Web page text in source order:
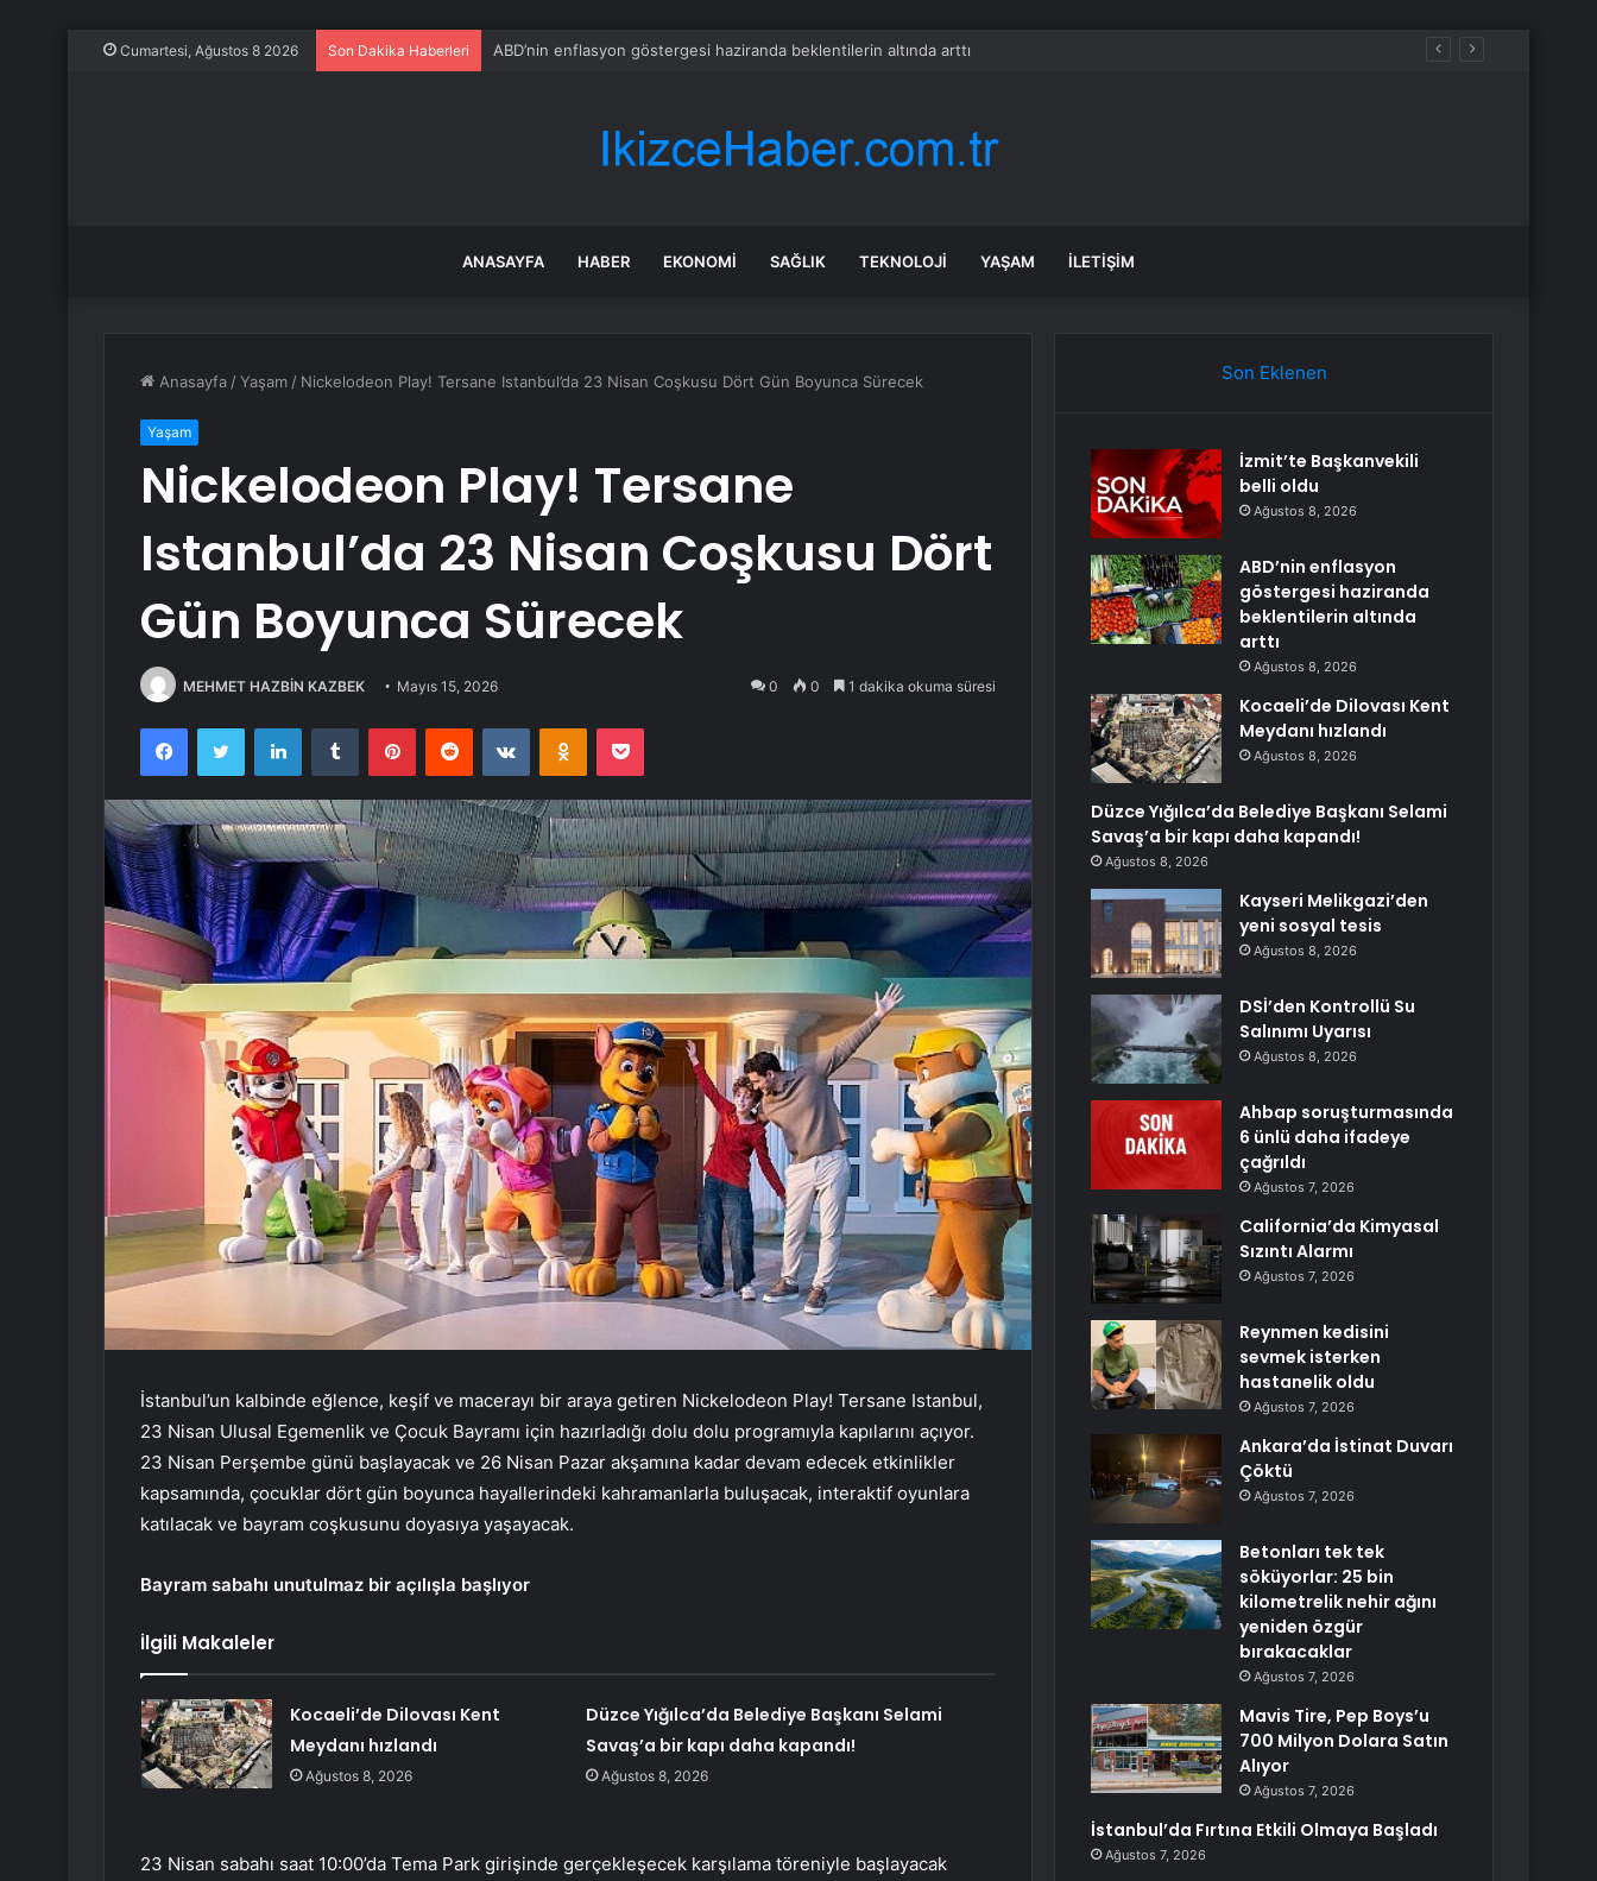
Cumartesi, Ağustos 8 2026 Son Dakika Haberleri ABD’nin enflasyon göstergesi haziranda beklentilerin altında arttı
ANASAYFA HABER EKONOMI SAĞLIK TEKNOLOJI YAŞAM İLETIŞIM
Anasayfa /Yaşam / Nickelodeon Play! Tersane Istanbul’da 23 Nisan Coşkusu Dört Gün Boyunca Sürecek
Yaşam
Nickelodeon Play! Tersane
Istanbul’da 23 Nisan Coşkusu Dört
Gün Boyunca Sürecek
MEHMET HAZBİN KAZBEK Mayıs 15, 2026 0 0 1 dakika okuma süresi
FacebookTwitter LinkedInTumblr PinterestReddit VKontakteOdnoklassniki
Pocket
İstanbul’un kalbinde eğlence, keşif ve macerayı bir araya getiren Nickelodeon Play! Tersane Istanbul,
23 Nisan Ulusal Egemenlik ve Çocuk Bayramı için hazırladığı dolu dolu programıyla kapılarını açıyor.
23 Nisan Perşembe günü başlayacak ve 26 Nisan Pazar akşamına kadar devam edecek etkinlikler
kapsamında, çocuklar dört gün boyunca hayallerindeki kahramanlarla buluşacak, interaktif oyunlara
katılacak ve bayram coşkusunu doyasıya yaşayacak.
Bayram sabahı unutulmaz bir açılışla başlıyor
İlgili Makaleler
Kocaeli’de Dilovası Kent
Meydanı hızlandı
Ağustos 8, 2026
Düzce Yığılca’da Belediye Başkanı Selami
Savaş’a bir kapı daha kapandı!
Ağustos 8, 2026
23 Nisan sabahı saat 10:00’da Tema Park girişinde gerçekleşecek karşılama töreniyle başlayacak
Son Eklenen
İzmit’te Başkanvekili
belli oldu
Ağustos 8, 2026
ABD’nin enflasyon
göstergesi haziranda
beklentilerin altında
arttı
Ağustos 8, 2026
Kocaeli’de Dilovası Kent
Meydanı hızlandı
Ağustos 8, 2026
Düzce Yığılca’da Belediye Başkanı Selami
Savaş’a bir kapı daha kapandı!
Ağustos 8, 2026
Kayseri Melikgazi’den
yeni sosyal tesis
Ağustos 8, 2026
DSİ’den Kontrollü Su
Salınımı Uyarısı
Ağustos 8, 2026
Ahbap soruşturmasında
6 ünlü daha ifadeye
çağrıldı
Ağustos 7, 2026
California’da Kimyasal
Sızıntı Alarmı
Ağustos 7, 2026
Reynmen kedisini
sevmek isterken
hastanelik oldu
Ağustos 7, 2026
Ankara’da İstinat Duvarı
Çöktü
Ağustos 7, 2026
Betonları tek tek
söküyorlar: 25 bin
kilometrelik nehir ağını
yeniden özgür
bırakacaklar
Ağustos 7, 2026
Mavis Tire, Pep Boys’u
700 Milyon Dolara Satın
Alıyor
Ağustos 7, 2026
İstanbul’da Fırtına Etkili Olmaya Başladı
Ağustos 7, 2026